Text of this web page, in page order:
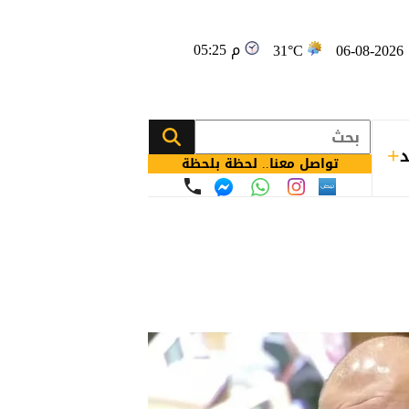
31°C 05:25 م
تواصل معنا.. لحظة بلحظة